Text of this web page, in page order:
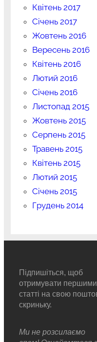
Квітень 2017
Січень 2017
Жовтень 2016
Вересень 2016
Квітень 2016
Лютий 2016
Січень 2016
Листопад 2015
Жовтень 2015
Серпень 2015
Травень 2015
Квітень 2015
Лютий 2015
Січень 2015
Грудень 2014
Підпишіться, щоб
отримувати першими
статті на свою
скриньку.
Ми не розсилаємо